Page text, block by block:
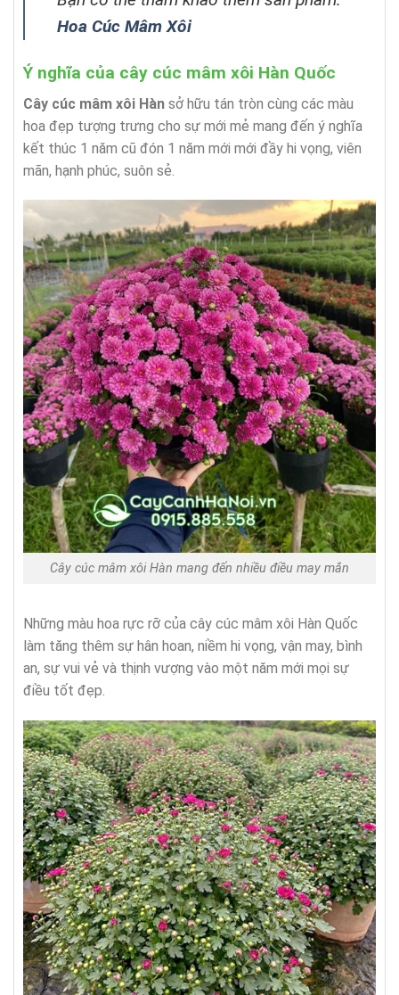
Hoa Cúc Mâm Xôi
Ý nghĩa của cây cúc mâm xôi Hàn Quốc
Cây cúc mâm xôi Hàn sở hữu tán tròn cùng các màu
hoa đẹp tượng trưng cho sự mới mẻ mang đến ý nghĩa
kết thúc 1 năm cũ đón 1 năm mới mới đầy hi vọng, viên
mãn, hạnh phúc, suôn sẻ.
Cây cúc mâm xôi Hàn mang đến nhiều điều may mắn
Những màu hoa rực rỡ của cây cúc mâm xôi Hàn Quốc
làm tăng thêm sự hân hoan, niềm hi vọng, vận may, bình
an, sự vui vẻ và thịnh vượng vào một năm mới mọi sự
điều tốt đẹp.